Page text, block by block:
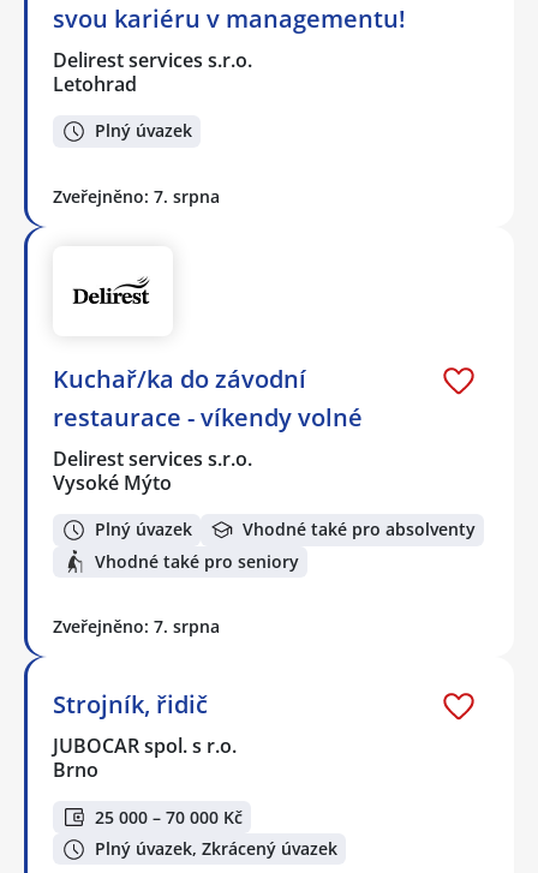
svou kariéru v managementu!
Delirest services s.r.o.
Letohrad
Plný úvazek
Zveřejněno: 7. srpna
Kuchař/ka do závodní
restaurace - víkendy volné
Delirest services s.r.o.
Vysoké Mýto
Plný úvazek
Vhodné také pro absolventy
Vhodné také pro seniory
Zveřejněno: 7. srpna
Strojník, řidič
JUBOCAR spol. s r.o.
Brno
25 000 – 70 000 Kč
Plný úvazek, Zkrácený úvazek